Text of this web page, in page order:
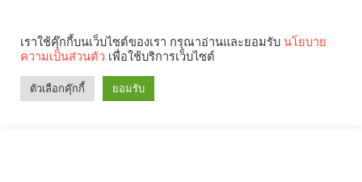
เราใช้คุ๊กกี้บนเว็บไซต์ของเรา กรุณาอ่านและยอมรับ นโยบาย
ความเป็นส่วนตัว เพื่อใช้บริการเว็บไซต์
ตัวเลือกคุ๊กกี้ ยอมรับ